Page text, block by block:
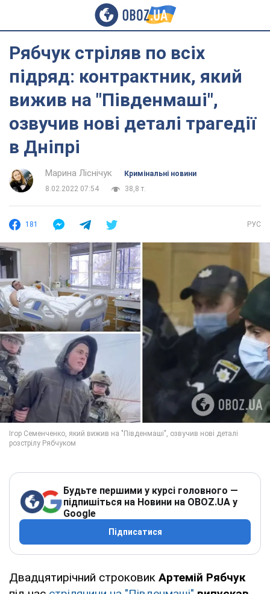
Рябчук стріляв по всіх
підряд: контрактник, який
вижив на "Південмаші",
озвучив нові деталі трагедії
в Дніпрі
Марина Ліснічук
Кримінальні новини
8.02.2022 07:54
38,8 т.
181 РУС
Будьте першими у курсі головного —
підпишіться на Новини на OBOZ.UA у
Google
Підписатися
Двадцятирічний строковик Артемій Рябчук